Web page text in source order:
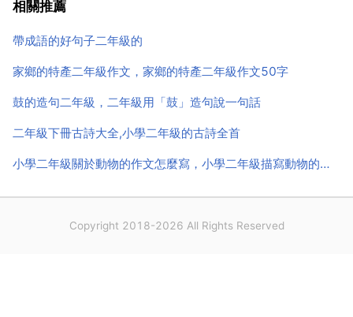
都能有所進步，爭取三好學生。盼望寶貝在新的學期裡
認真學習，和同學們融洽念做相處，也盼望你努力爭創
三好學生。也...
相關推薦
帶成語的好句子二年級的
家鄉的特產二年級作文，家鄉的特產二年級作文50字
鼓的造句二年級，二年級用「鼓」造句說一句話
二年級下冊古詩大全,小學二年級的古詩全首
小學二年級關於動物的作文怎麼寫，小學二年級描寫動物的作文怎麼寫
Copyright 2018-2026 All Rights Reserved